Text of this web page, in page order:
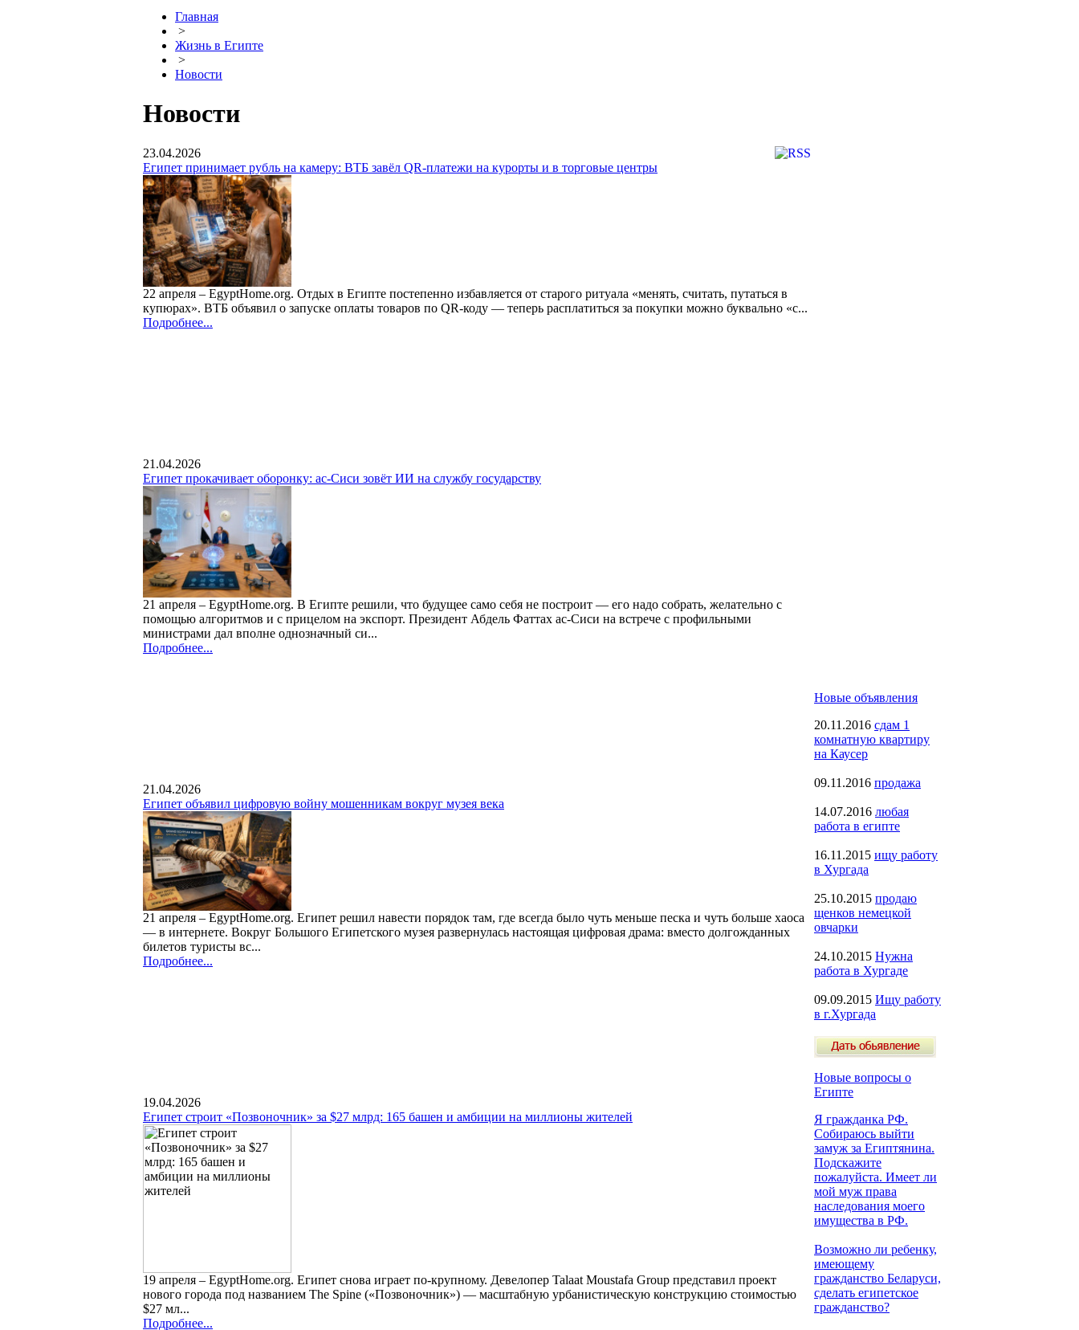
Главная
>
Жизнь в Египте
>
Новости
Новости
23.04.2026
Египет принимает рубль на камеру: ВТБ завёл QR-платежи на курорты и в торговые центры
22 апреля – EgyptHome.org. Отдых в Египте постепенно избавляется от старого ритуала «менять, считать, путаться в
купюрах». ВТБ объявил о запуске оплаты товаров по QR-коду — теперь расплатиться за покупки можно буквально «с...
Подробнее...
21.04.2026
Египет прокачивает оборонку: ас-Сиси зовёт ИИ на службу государству
21 апреля – EgyptHome.org. В Египте решили, что будущее само себя не построит — его надо собрать, желательно с
помощью алгоритмов и с прицелом на экспорт. Президент Абдель Фаттах ас-Сиси на встрече с профильными
министрами дал вполне однозначный си...
Подробнее...
21.04.2026
Египет объявил цифровую войну мошенникам вокруг музея века
21 апреля – EgyptHome.org. Египет решил навести порядок там, где всегда было чуть меньше песка и чуть больше хаоса
— в интернете. Вокруг Большого Египетского музея развернулась настоящая цифровая драма: вместо долгожданных
билетов туристы вс...
Подробнее...
19.04.2026
Египет строит «Позвоночник» за $27 млрд: 165 башен и амбиции на миллионы жителей
19 апреля – EgyptHome.org. Египет снова играет по-крупному. Девелопер Talaat Moustafa Group представил проект
нового города под названием The Spine («Позвоночник») — масштабную урбанистическую конструкцию стоимостью
$27 мл...
Подробнее...
Новые объявления
20.11.2016 сдам 1
комнатную квартиру
на Каусер
09.11.2016 продажа
14.07.2016 любая
работа в египте
16.11.2015 ищу работу
в Хургада
25.10.2015 продаю
щенков немецкой
овчарки
24.10.2015 Нужна
работа в Хургаде
09.09.2015 Ищу работу
в г.Хургада
Новые вопросы о
Египте
Я гражданка РФ.
Собираюсь выйти
замуж за Египтянина.
Подскажите
пожалуйста. Имеет ли
мой муж права
наследования моего
имущества в РФ.
Возможно ли ребенку,
имеющему
гражданство Беларуси,
сделать египетское
гражданство?